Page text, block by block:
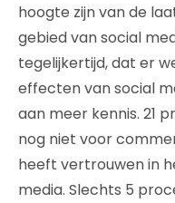
hoogte zijn van de
gebied van social
tegelijkertijd, dat er
effecten van social
aan meer kennis. 21
nog niet voor
heeft vertrouwen in
media. Slechts 5